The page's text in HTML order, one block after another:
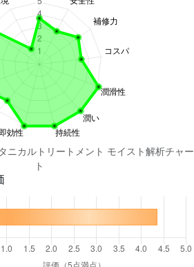
ニカルトリートメント モイスト解析チャー
ト